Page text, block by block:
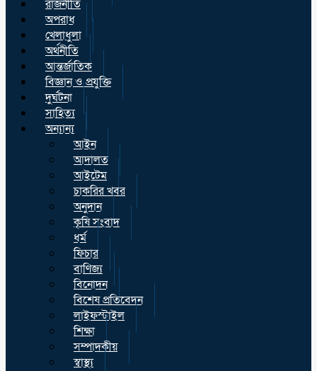
রাজনীতি
অপরাধ
খেলাধুলা
অর্থনীতি
আন্তর্জাতিক
বিজ্ঞান ও প্রযুক্তি
দুর্ঘটনা
সাহিত্য
অন্যান্য
আইন
আদালত
আইটেম
চাকরির খবর
অনুদান
কৃষি সংবাদ
ধর্ম
ফিচার
বাণিজ্য
বিনোদন
বিশেষ প্রতিবেদন
লাইফস্টাইল
শিক্ষা
সম্পাদকীয়
স্বাস্থ্য